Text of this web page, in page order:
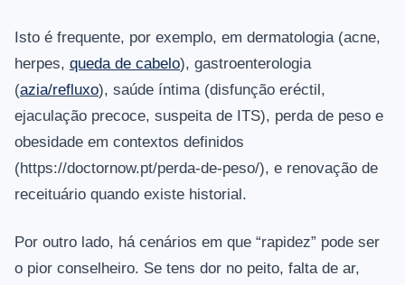
Isto é frequente, por exemplo, em dermatologia (acne,
herpes, queda de cabelo), gastroenterologia
(azia/refluxo), saúde íntima (disfunção eréctil,
ejaculação precoce, suspeita de ITS), perda de peso e
obesidade em contextos definidos
(https://doctornow.pt/perda-de-peso/), e renovação de
receituário quando existe historial.
Por outro lado, há cenários em que “rapidez” pode ser
o pior conselheiro. Se tens dor no peito, falta de ar,